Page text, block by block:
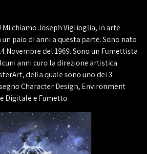
chiamo Joseph Viglioglia, in arte
un paio di anni a questa parte. Sono nato
Novembre del 1969. Sono un Fumettista
anni curo la direzione artistica
della quale sono uno dei 3
Character Design, Environment
Digitale e Fumetto.